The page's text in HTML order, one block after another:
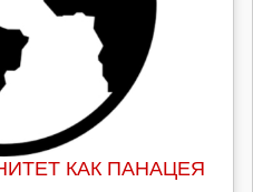
КАК ПАНАЦЕЯ